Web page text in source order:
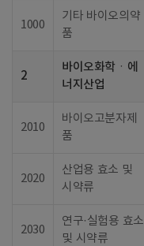
1000
기타 바이오의약
품
2
바이오화학ㆍ에
너지산업
2010
바이오고분자제
품
2020
산업용 효소 및
시약류
2030
연구·실험용 효소
및 시약류